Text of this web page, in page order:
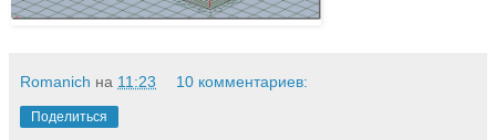
Romanich на 11:23 10 комментариев:
Поделиться